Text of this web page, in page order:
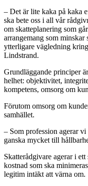
– Det är lite kaka på kaka
ska bete oss i all vår
om skatteplanering som
arrangemang som
ytterligare vägledning
Lindstrand.
Grundläggande principer
helhet: objektivitet,
kompetens, omsorg om
Förutom omsorg om
samhället.
– Som profession agerar
ganska mycket till
Skatterådgivare agerar i
kostnad som ska
legitim intäkt att värna om.